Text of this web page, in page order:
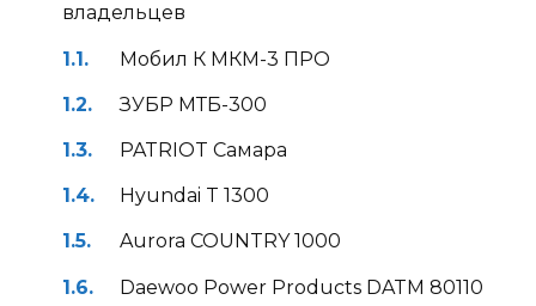
владельцев
Мобил К МКМ-3 ПРО
ЗУБР МТБ-300
PATRIOT Самара
Hyundai T 1300
Aurora COUNTRY 1000
Daewoo Power Products DATM 80110